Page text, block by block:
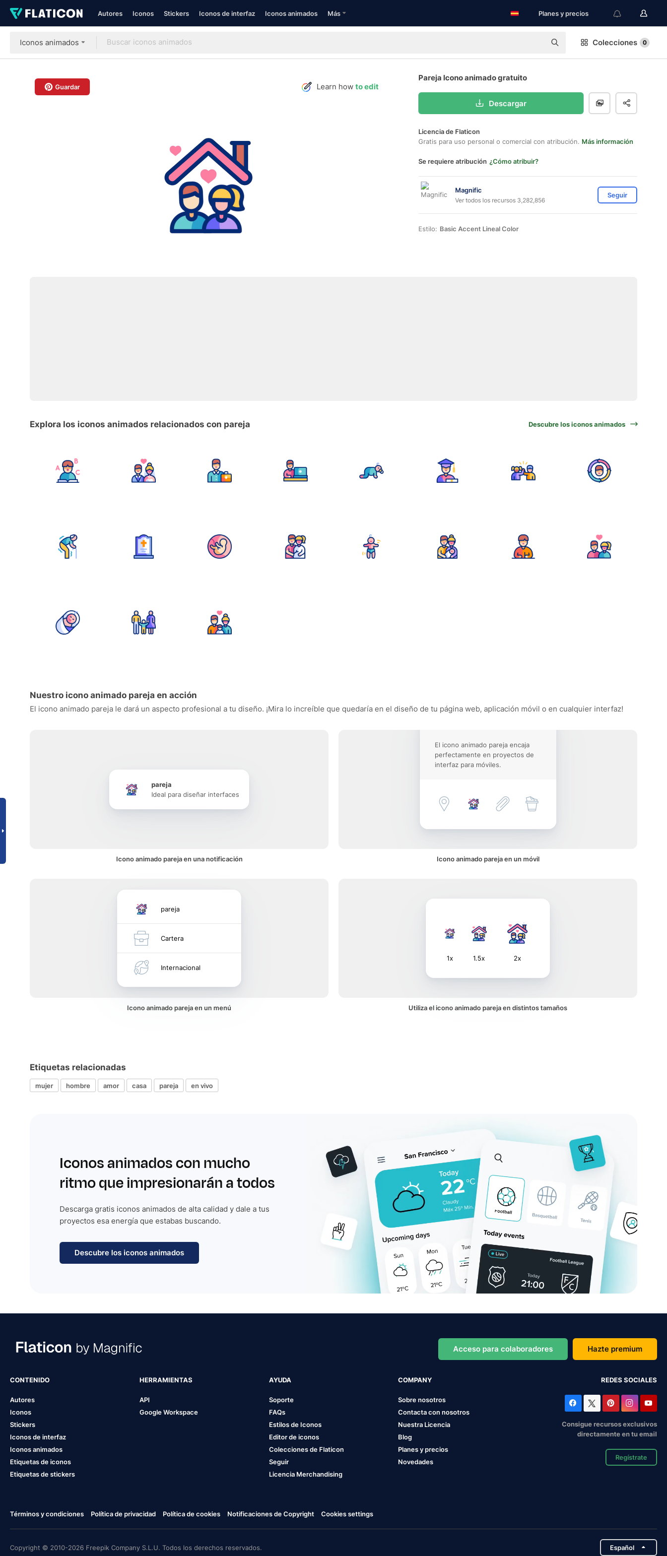
Autores Iconos Stickers Iconos de interfaz Iconos animados Más Planes y precios
Iconos animados Colecciones 0
Guardar Learn how to edit
Pareja Icono animado gratuito
Descargar
Licencia de Flaticon
Gratis para uso personal o comercial con atribución. Más información
Se requiere atribución ¿Cómo atribuir?
Magnific
Ver todos los recursos 3,282,856
Seguir
Estilo: Basic Accent Lineal Color
Explora los iconos animados relacionados con pareja Descubre los iconos animados
Nuestro icono animado pareja en acción
El icono animado pareja le dará un aspecto profesional a tu diseño. ¡Mira lo increíble que quedaría en el diseño de tu página web, aplicación móvil o en cualquier interfaz!
pareja
Ideal para diseñar interfaces
Icono animado pareja en una notificación
El icono animado pareja encaja
perfectamente en proyectos de
interfaz para móviles.
Icono animado pareja en un móvil
pareja
Cartera
Internacional
Icono animado pareja en un menú
1x 1.5x 2x
Utiliza el icono animado pareja en distintos tamaños
Etiquetas relacionadas
mujer hombre amor casa pareja en vivo
Iconos animados con mucho
ritmo que impresionarán a todos
Descarga gratis iconos animados de alta calidad y dale a tus
proyectos esa energía que estabas buscando.
Descubre los iconos animados
Acceso para colaboradores Hazte premium
CONTENIDO
Autores
Iconos
Stickers
Iconos de interfaz
Iconos animados
Etiquetas de iconos
Etiquetas de stickers
HERRAMIENTAS
API
Google Workspace
AYUDA
Soporte
FAQs
Estilos de Iconos
Editor de iconos
Colecciones de Flaticon
Seguir
Licencia Merchandising
COMPANY
Sobre nosotros
Contacta con nosotros
Nuestra Licencia
Blog
Planes y precios
Novedades
REDES SOCIALES
Consigue recursos exclusivos
directamente en tu email
Regístrate
Términos y condiciones Política de privacidad Política de cookies Notificaciones de Copyright Cookies settings
Copyright © 2010-2026 Freepik Company S.L.U. Todos los derechos reservados. Español